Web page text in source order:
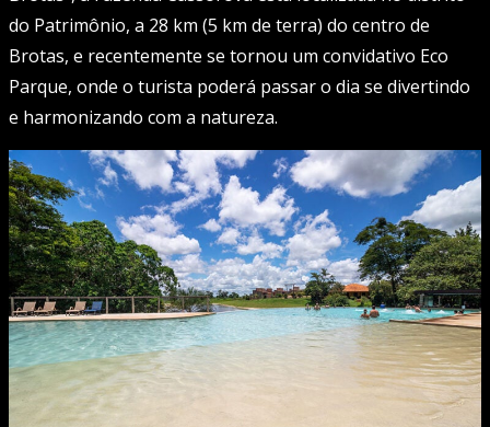
do Patrimônio, a 28 km (5 km de terra) do centro de
Brotas, e recentemente se tornou um convidativo Eco
Parque, onde o turista poderá passar o dia se divertindo
e harmonizando com a natureza.